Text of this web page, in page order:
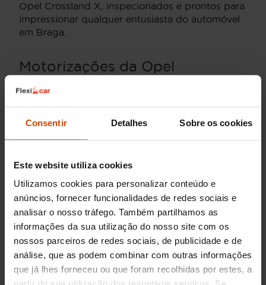
Consentir Detalhes Sobre os cookies
Este website utiliza cookies
Utilizamos cookies para personalizar conteúdo e
anúncios, fornecer funcionalidades de redes sociais e
analisar o nosso tráfego. Também partilhamos as
informações da sua utilização do nosso site com os
nossos parceiros de redes sociais, de publicidade e de
análise, que as podem combinar com outras informações
que já lhes forneceu ou que foram recolhidas por estes, a
Opel Crossland X, inspecionados e prontos para
impressionar qualquer entusiasta do automóvel
em Braga.
Motorizações da Opel
Crossland X em Braga
O Opel Crossland X em Braga está disponível
com uma variedade de motorizações que
comuns incluem o
1.2 Turbo
combustível, ideal para viagens urbanas e
trajetos mais longos.
Para quem prefere motorizações a diesel, o
Turbo D
destaca-se por proporcionar um
elevado binário e excelente economia de
combustível, sendo perfeito para condutores
que percorrem grandes distâncias regularmente.